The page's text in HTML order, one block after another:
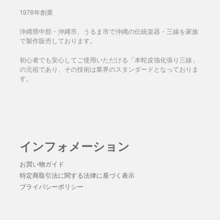
1978年創業
沖縄県中部・沖縄市、うるま市で沖縄の伝統楽器・三線を家族
で製作販売しております。
初心者でも安心してご使用いただける「本蛇皮強化張り三線」
の元祖であり、その技術は業界のスタンダードとなっておりま
す。
インフォメーション
お買い物ガイド
特定商取引法に関する法律に基づく表示
プライバシーポリシー